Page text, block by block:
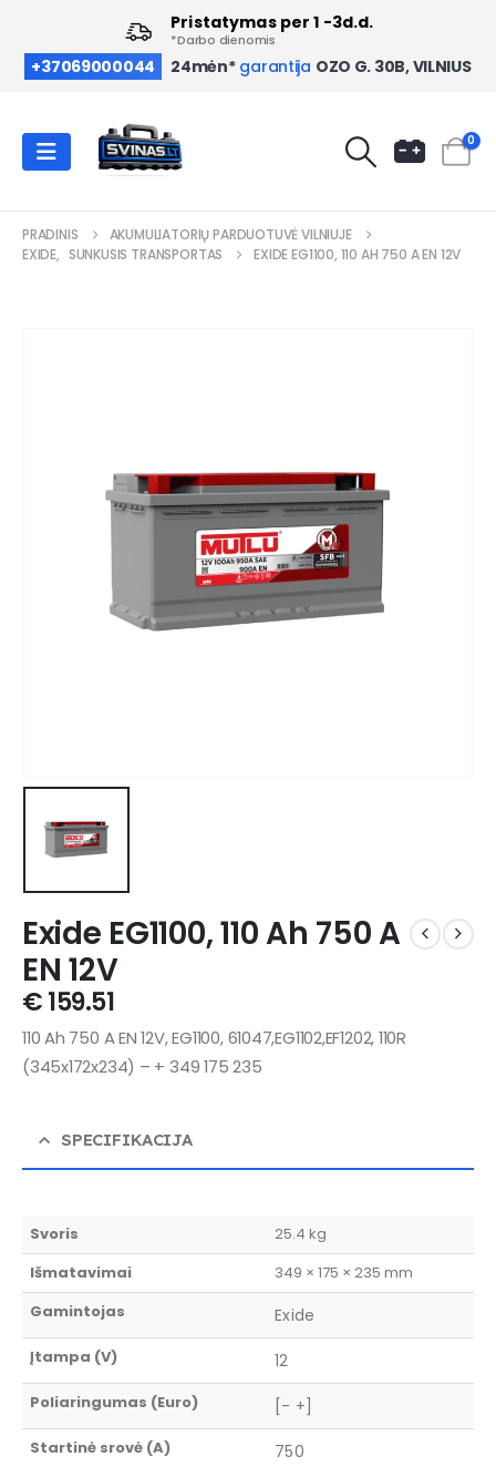
+37069000044 24mėn* garantija OZO G. 30B, VILNIUS
Pristatymas per 1 -3d.d.
*Darbo dienomis
0
PRADINIS
AKUMULIATORIŲ PARDUOTUVĖ VILNIUJE
EXIDE, SUNKUSIS TRANSPORTAS EXIDE EG1100, 110 AH 750 A EN 12V
Exide EG1100, 110 Ah 750 A
EN 12V
€159.51
110 Ah 750 A EN 12V, EG1100, 61047,EG1102,EF1202, 110R
(345x172x234) – + 349 175 235
SPECIFIKACIJA
Svoris
25.4 kg
Išmatavimai
349 × 175 × 235 mm
Gamintojas
Exide
Įtampa (V) 12
Poliaringumas (Euro) [- +]
Startinė srovė (A) 750